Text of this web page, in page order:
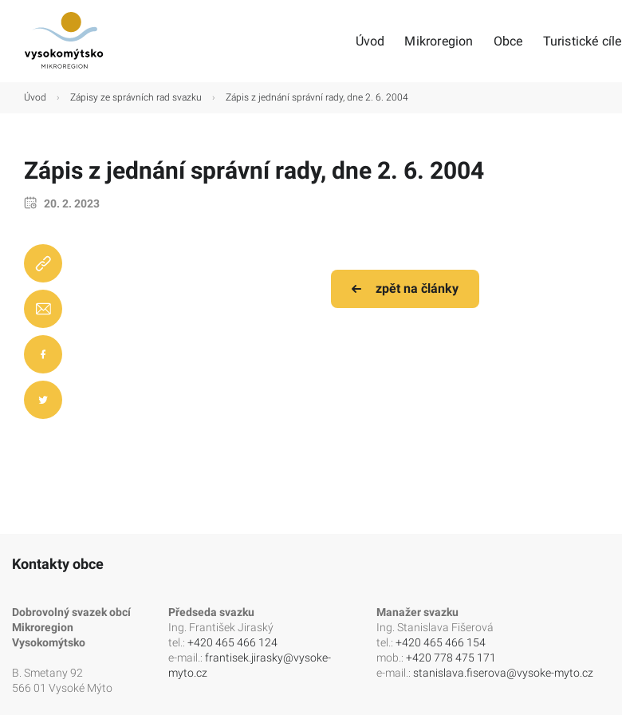
Úvod Mikroregion Obce Turistické cíle
Úvod › Zápisy ze správních rad svazku › Zápis z jednání správní rady, dne 2. 6. 2004
Zápis z jednání správní rady, dne 2. 6. 2004
20. 2. 2023
zpět na články
Kontakty obce
Dobrovolný svazek obcí
Mikroregion
Vysokomýtsko
B. Smetany 92
566 01 Vysoké Mýto
Předseda svazku
Ing. František Jiraský
tel.: +420 465 466 124
e-mail.: frantisek.jirasky@vysoke-
myto.cz
Manažer svazku
Ing. Stanislava Fišerová
tel.:+420 465 466 154
mob.:+420 778 475 171
e-mail.:stanislava.fiserova@vysoke-myto.cz
Turistické cíle
Kultura
Kontakt